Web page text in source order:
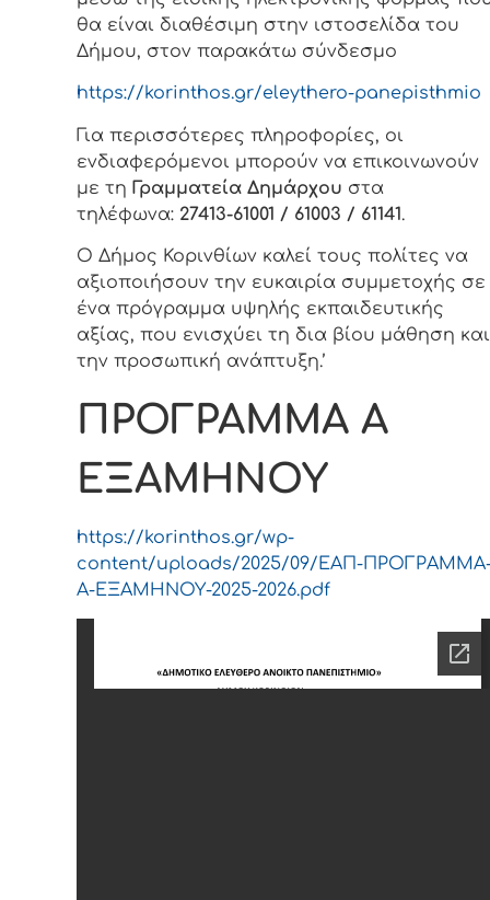
θα είναι διαθέσιμη στην ιστοσελίδα του
Δήμου, στον παρακάτω σύνδεσμο
https://korinthos.gr/eleythero-panepisthmio
Για περισσότερες πληροφορίες, οι
ενδιαφερόμενοι μπορούν να επικοινωνούν
με τη Γραμματεία Δημάρχου στα
τηλέφωνα: 27413-61001 / 61003 / 61141.
Ο Δήμος Κορινθίων καλεί τους πολίτες να
αξιοποιήσουν την ευκαιρία συμμετοχής σε
ένα πρόγραμμα υψηλής εκπαιδευτικής
αξίας, που ενισχύει τη δια βίου μάθηση και
την προσωπική ανάπτυξη.’
ΠΡΟΓΡΑΜΜΑ Α
ΕΞΑΜΗΝΟΥ
https://korinthos.gr/wp-
content/uploads/2025/09/ΕΑΠ-
Α-ΕΞΑΜΗΝΟΥ-2025-2026.pdf